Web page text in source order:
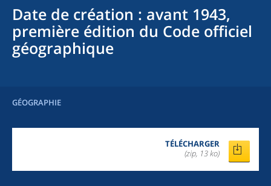
Date de création : avant 1943,
première édition du Code officiel
géographique
GÉOGRAPHIE
TÉLÉCHARGER
(zip, 13 ko)